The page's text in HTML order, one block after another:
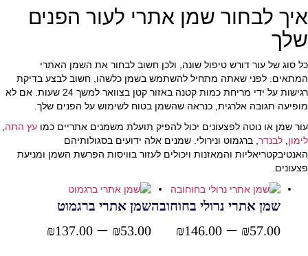
איך לבחור שמן אתרי לעור הפנים
שלך
כל סוג של עור דורש טיפול שונה, ולכן חשוב לבחור את השמן האתרי
המתאים. לפני שאתה מתחיל להשתמש בשמן כלשהו, חשוב לבצע בדיקת
רגישות על ידי מריחת כמות קטנה באזור קטן בצוואר למשך 24 שעות. אם לא
מופיעה תגובה אלרגית, כנראה שהשמן בטוח לשימוש על הפנים שלך.
עור שמן או נוטה לפצעונים יכול להפיק תועלת משמנים אתריים כמו עץ התה
לימון לבנדר , ברגמוט ונירולי. שמנים אלה ידועים בסגולותיהם
האנטיבקטריאליות והמאזנות ויכולים לעזור בוויסות הפרשת השמן ומניעת
פצעונים.
שמן אתרי נרולי בחוחובה
₪57.00
–
₪146.00
טווח
שמן אתרי ברגמוט
₪53.00
–
₪137.00